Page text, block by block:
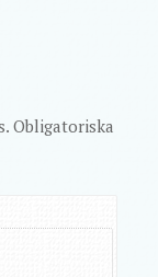
Obligatoriska